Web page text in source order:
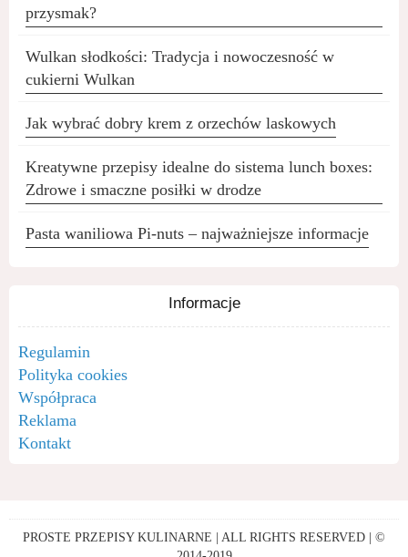
przysmak?
Wulkan słodkości: Tradycja i nowoczesność w
cukierni Wulkan
Jak wybrać dobry krem z orzechów laskowych
Kreatywne przepisy idealne do sistema lunch boxes:
Zdrowe i smaczne posiłki w drodze
Pasta waniliowa Pi-nuts – najważniejsze informacje
Informacje
Regulamin
Polityka cookies
Współpraca
Reklama
Kontakt
PROSTE PRZEPISY KULINARNE | ALL RIGHTS RESERVED | ©